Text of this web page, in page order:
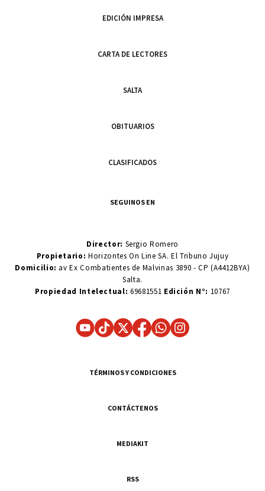
EDICIÓN IMPRESA
CARTA DE LECTORES
SALTA
OBITUARIOS
CLASIFICADOS
SEGUINOS EN
Director: Sergio Romero
Propietario:Horizontes On Line SA. El Tribuno Jujuy
Domicilio: av Ex Combatientes de Malvinas 3890 - CP (A4412BYA)
Salta.
Propiedad Intelectual: 69681551 Edición N°: 10767
TÉRMINOS Y CONDICIONES
CONTÁCTENOS
MEDIAKIT
RSS